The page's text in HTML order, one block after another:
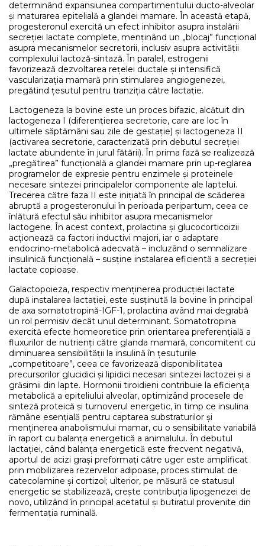
determinând expansiunea compartimentului ducto-alveolar
și maturarea epitelială a glandei mamare. În această etapă,
progesteronul exercită un efect inhibitor asupra instalării
secreției lactate complete, menținând un „blocaj” funcțional
asupra mecanismelor secretorii, inclusiv asupra activității
complexului lactoză-sintază. În paralel, estrogenii
favorizează dezvoltarea rețelei ductale și intensifică
vascularizația mamară prin stimularea angiogenezei,
pregătind țesutul pentru tranziția către lactație.
Lactogeneza la bovine este un proces bifazic, alcătuit din
lactogeneza I (diferențierea secretorie, care are loc în
ultimele săptămâni sau zile de gestație) și lactogeneza II
(activarea secretorie, caracterizată prin debutul secreției
lactate abundente în jurul fătării). În prima fază se realizează
„pregătirea” funcțională a glandei mamare prin up-reglarea
programelor de expresie pentru enzimele și proteinele
necesare sintezei principalelor componente ale laptelui.
Trecerea către faza II este inițiată în principal de scăderea
abruptă a progesteronului în perioada peripartum, ceea ce
înlătură efectul său inhibitor asupra mecanismelor
lactogene. În acest context, prolactina și glucocorticoizii
acționează ca factori inductivi majori, iar o adaptare
endocrino-metabolică adecvată – incluzând o semnalizare
insulinică funcțională – susține instalarea eficientă a secreției
lactate copioase.
Galactopoieza, respectiv menținerea producției lactate
după instalarea lactației, este susținută la bovine în principal
de axa somatotropină-IGF-1, prolactina având mai degrabă
un rol permisiv decât unul determinant. Somatotropina
exercită efecte homeoretice prin orientarea preferențială a
fluxurilor de nutrienți către glanda mamară, concomitent cu
diminuarea sensibilității la insulină în țesuturile
„competitoare”, ceea ce favorizează disponibilitatea
precursorilor glucidici și lipidici necesari sintezei lactozei și a
grăsimii din lapte. Hormonii tiroidieni contribuie la eficiența
metabolică a epiteliului alveolar, optimizând procesele de
sinteză proteică și turnoverul energetic, în timp ce insulina
rămâne esențială pentru captarea substraturilor și
menținerea anabolismului mamar, cu o sensibilitate variabilă
în raport cu balanța energetică a animalului. În debutul
lactației, când balanța energetică este frecvent negativă,
aportul de acizi grași preformați către uger este amplificat
prin mobilizarea rezervelor adipoase, proces stimulat de
catecolamine și cortizol; ulterior, pe măsură ce statusul
energetic se stabilizează, crește contribuția lipogenezei de
novo, utilizând în principal acetatul și butiratul provenite din
fermentația ruminală.